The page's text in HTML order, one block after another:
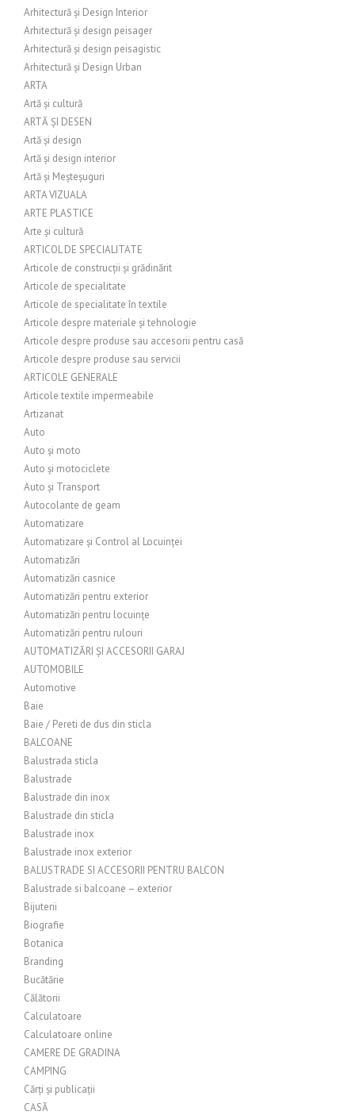
Arhitectură și Design Interior
Arhitectură și design peisager
Arhitectură și design peisagistic
Arhitectură și Design Urban
ARTA
Artă și cultură
ARTĂ ȘI DESEN
Artă și design
Artă și design interior
Artă și Meșteșuguri
ARTA VIZUALA
ARTE PLASTICE
Arte și cultură
ARTICOL DE SPECIALITATE
Articole de construcții și grădinărit
Articole de specialitate
Articole de specialitate în textile
Articole despre materiale și tehnologie
Articole despre produse sau accesorii pentru casă
Articole despre produse sau servicii
ARTICOLE GENERALE
Articole textile impermeabile
Artizanat
Auto
Auto și moto
Auto și motociclete
Auto și Transport
Autocolante de geam
Automatizare
Automatizare și Control al Locuinței
Automatizări
Automatizări casnice
Automatizări pentru exterior
Automatizări pentru locuințe
Automatizări pentru rulouri
AUTOMATIZĂRI ȘI ACCESORII GARAJ
AUTOMOBILE
Automotive
Baie
Baie / Pereti de dus din sticla
BALCOANE
Balustrada sticla
Balustrade
Balustrade din inox
Balustrade din sticla
Balustrade inox
Balustrade inox exterior
BALUSTRADE SI ACCESORII PENTRU BALCON
Balustrade si balcoane – exterior
Bijuterii
Biografie
Botanica
Branding
Bucătărie
Călătorii
Calculatoare
Calculatoare online
CAMERE DE GRADINA
CAMPING
Cărți și publicații
CASĂ